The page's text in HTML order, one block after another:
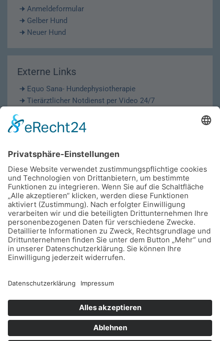
Anmeldeformular
Gelber Hund
Neuer Hund
Externe Links
Equo Sana- Hundephysiotherapie
Tierärztlicher Notdienst per Video 24/7
Kleintierpraxis Franziska Kähler
21684 Stade - Wiepenkathen
04141 - 40 32 66
info@tieraerztinkaehler.de
Kontakt Datenschutz